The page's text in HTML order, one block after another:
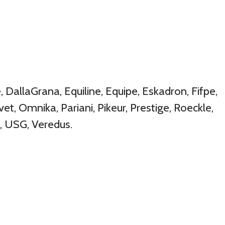
Equiline, Equipe, Eskadron, Fifpe,
Omnika, Pariani, Pikeur, Prestige, Roeckle,
Veredus.